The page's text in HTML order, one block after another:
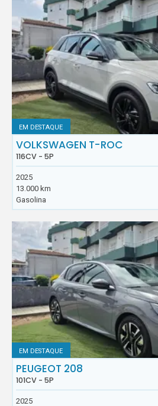
EM DESTAQUE
VOLKSWAGEN T-ROC
116CV - 5P
2025
13.000 km
Gasolina
EM DESTAQUE
PEUGEOT 208
101CV - 5P
2025